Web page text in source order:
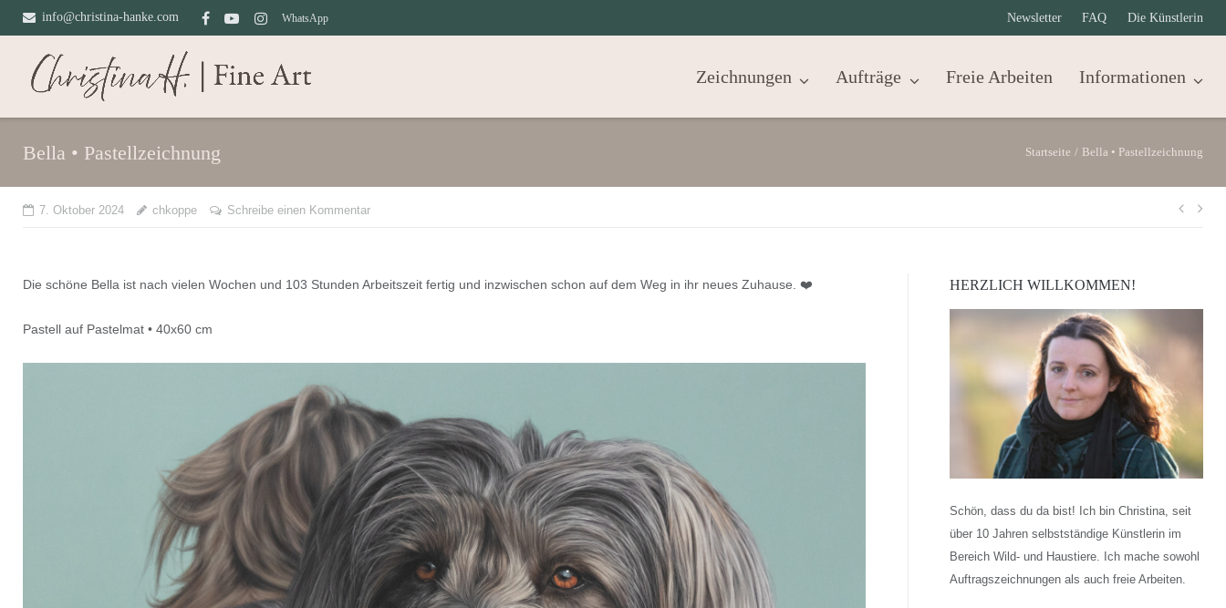
Direkt
info@christina-hanke.com WhatsApp Newsletter FAQ Die Künstlerin
Zeichnungen Aufträge Freie Arbeiten Informationen
Bella • Pastellzeichnung Startseite / Bella • Pastellzeichnung
7. Oktober 2024 chkoppe Schreibe einen Kommentar
Die schöne Bella ist nach vielen Wochen und 103 Stunden Arbeitszeit fertig und inzwischen schon auf dem Weg in ihr neues Zuhause. ❤️
Pastell auf Pastelmat • 40x60 cm
HERZLICH WILLKOMMEN!
Schön, dass du da bist! Ich bin Christina, seit
über 10 Jahren selbstständige Künstlerin im
Bereich Wild- und Haustiere. Ich mache sowohl
Auftragszeichnungen als auch freie Arbeiten.